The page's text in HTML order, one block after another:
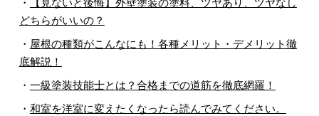
・
【見ないと後悔】外壁塗装の塗料、ツヤあり、ツヤなし
どちらがいいの？
・ 屋根の種類がこんなにも！各種メリット・デメリット徹
底解説！
・ 一級塗装技能士とは？合格までの道筋を徹底網羅！
・ 和室を洋室に変えたくなったら読んでみてください。